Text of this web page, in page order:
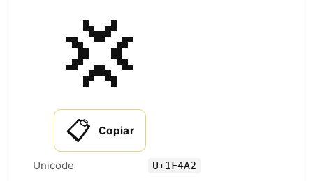
💢
📋 Copiar
Unicode U+1F4A2